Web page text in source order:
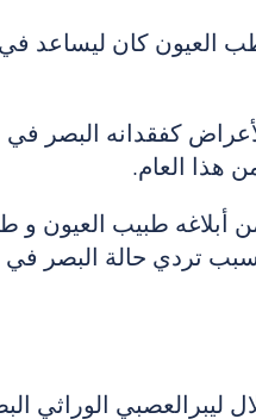
العيون كان ليساعد
هذا العام.
أبلاغه طبيب العيون و
تردي حالة البصر في
ليبرالعصبي الوراثي